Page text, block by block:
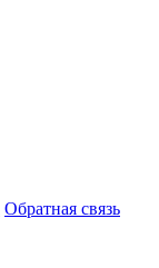
Обратная связь